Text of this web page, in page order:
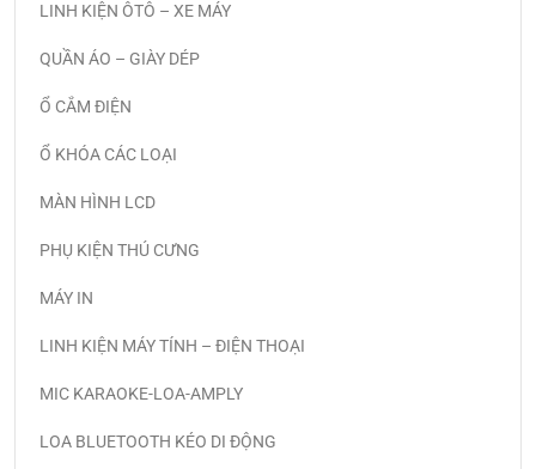
LINH KIỆN ÔTÔ – XE MÁY
QUẦN ÁO – GIÀY DÉP
Ổ CẮM ĐIỆN
Ổ KHÓA CÁC LOẠI
MÀN HÌNH LCD
PHỤ KIỆN THÚ CƯNG
MÁY IN
LINH KIỆN MÁY TÍNH – ĐIỆN THOẠI
MIC KARAOKE-LOA-AMPLY
LOA BLUETOOTH KÉO DI ĐỘNG